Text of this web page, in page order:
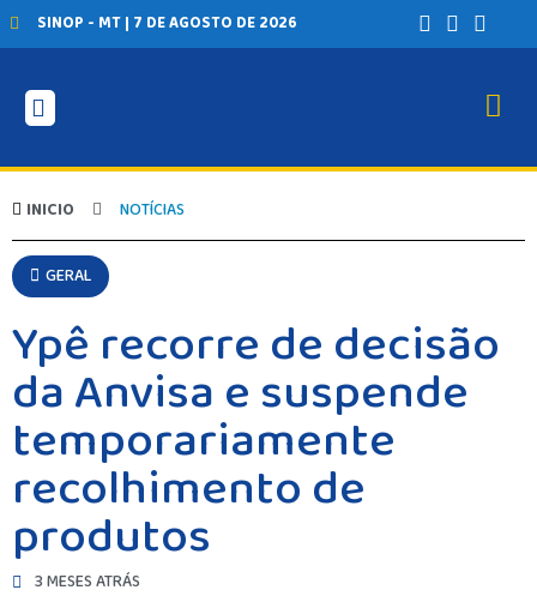
SINOP - MT | 7 DE AGOSTO DE 2026
INICIO NOTÍCIAS
GERAL
Ypê recorre de decisão
da Anvisa e suspende
temporariamente
recolhimento de
produtos
3 MESES ATRÁS